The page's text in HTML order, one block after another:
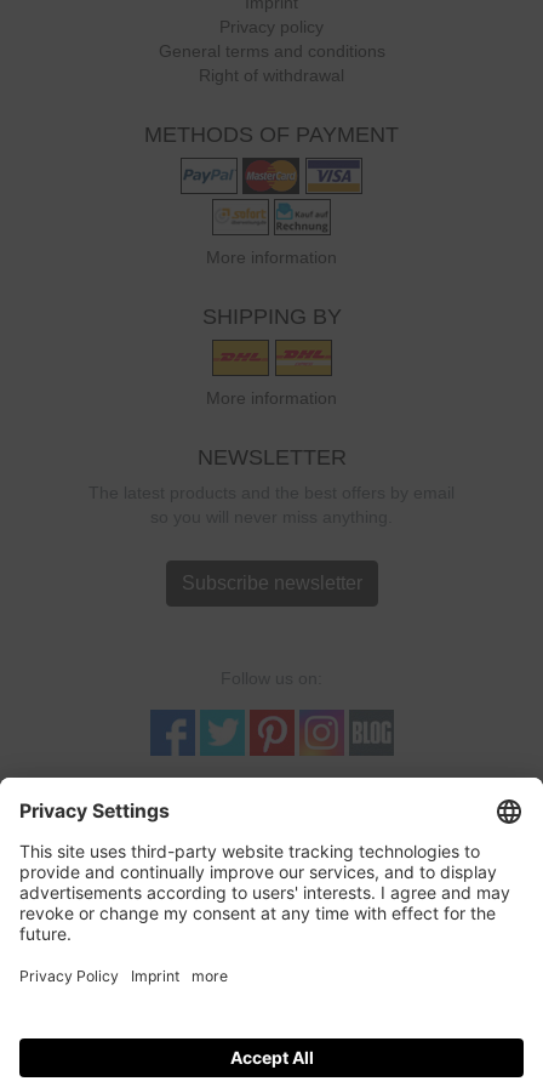
Privacy policy
General terms and conditions
Right of withdrawal
METHODS OF PAYMENT
More information
SHIPPING BY
More information
NEWSLETTER
Subscribe newsletter
LOGOSHIRT-SHOP is a Trusted-Shop verified online retailer with
quality seal and buyer protection. More...